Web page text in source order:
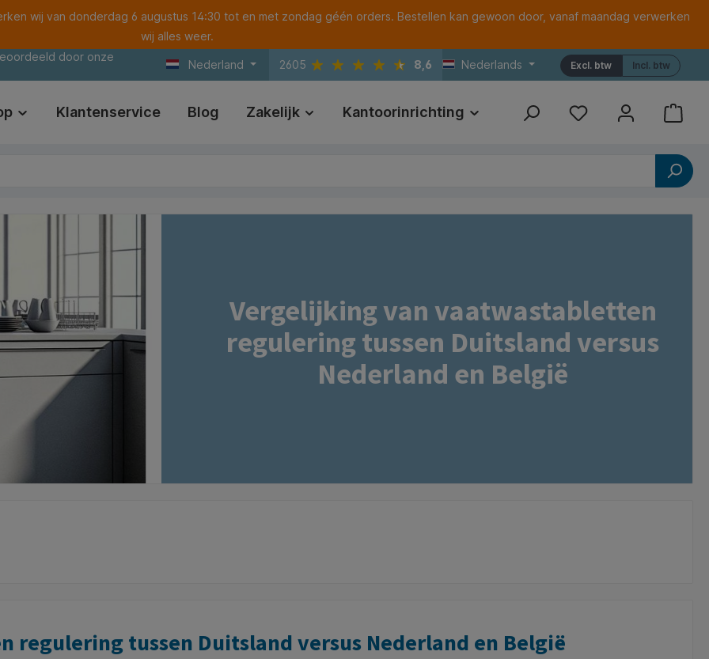
wij van donderdag 6 augustus 14:30 tot en met zondag géén orders. Bestellen kan gewoon door, vanaf maandag verwerken
wij alles weer.
door onze
Nederland 2605 8,6 Nederlands Incl. btw
Excl. btw
Klantenservice Blog Zakelijk Kantoorinrichting Print Referenties
Vergelijking van vaatwastabletten
regulering tussen Duitsland versus
Nederland en België
regulering tussen Duitsland versus Nederland en België